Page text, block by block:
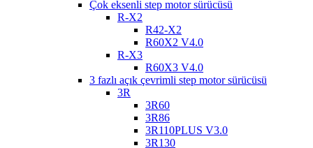
Çok eksenli step motor sürücüsü
R-X2
R42-X2
R60X2 V4.0
R-X3
R60X3 V4.0
3 fazlı açık çevrimli step motor sürücüsü
3R
3R60
3R86
3R110PLUS V3.0
3R130